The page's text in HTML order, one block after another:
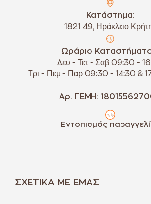
Κατάστημα:
1821 49, Ηράκλειο
Ωράριο
Δευ - Τετ - Σαβ 09:30 -
Τρι - Πεμ - Παρ 09:30 - 14:30 &
Αρ. ΓΕΜΗ:
Εντοπισμός
ΣΧΕΤΙΚΆ ΜΕ ΕΜΆΣ